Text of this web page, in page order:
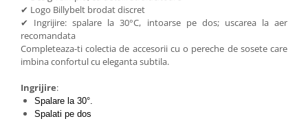
✔ Logo Billybelt brodat discret
✔ Ingrijire: spalare la 30°C, intoarse pe dos; uscarea la aer
recomandata
Completeaza-ti colectia de accesorii cu o pereche de sosete care
imbina confortul cu eleganta subtila.
Ingrijire:
Spalare la 30°.
Spalati pe dos